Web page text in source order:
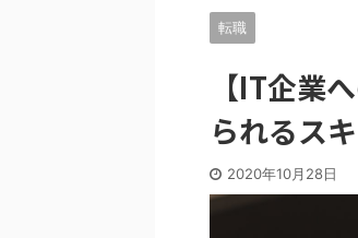
転職
【IT企業
られるス
2020年10月28日